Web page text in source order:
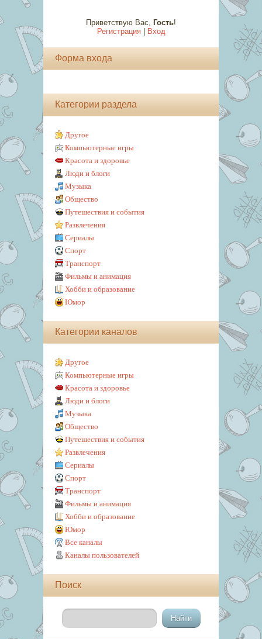
Приветствую Вас Гость!
Регистрация| Вход
Форма входа
Категории раздела
Другое
Компьютерные игры
Красота и здоровье
Люди и блоги
Музыка
Общество
Путешествия и события
Развлечения
Сериалы
Спорт
Транспорт
Фильмы и анимация
Хобби и образование
Юмор
Категории каналов
Другое
Компьютерные игры
Красота и здоровье
Люди и блоги
Музыка
Общество
Путешествия и события
Развлечения
Сериалы
Спорт
Транспорт
Фильмы и анимация
Хобби и образование
Юмор
Все каналы
Каналы пользователей
Поиск